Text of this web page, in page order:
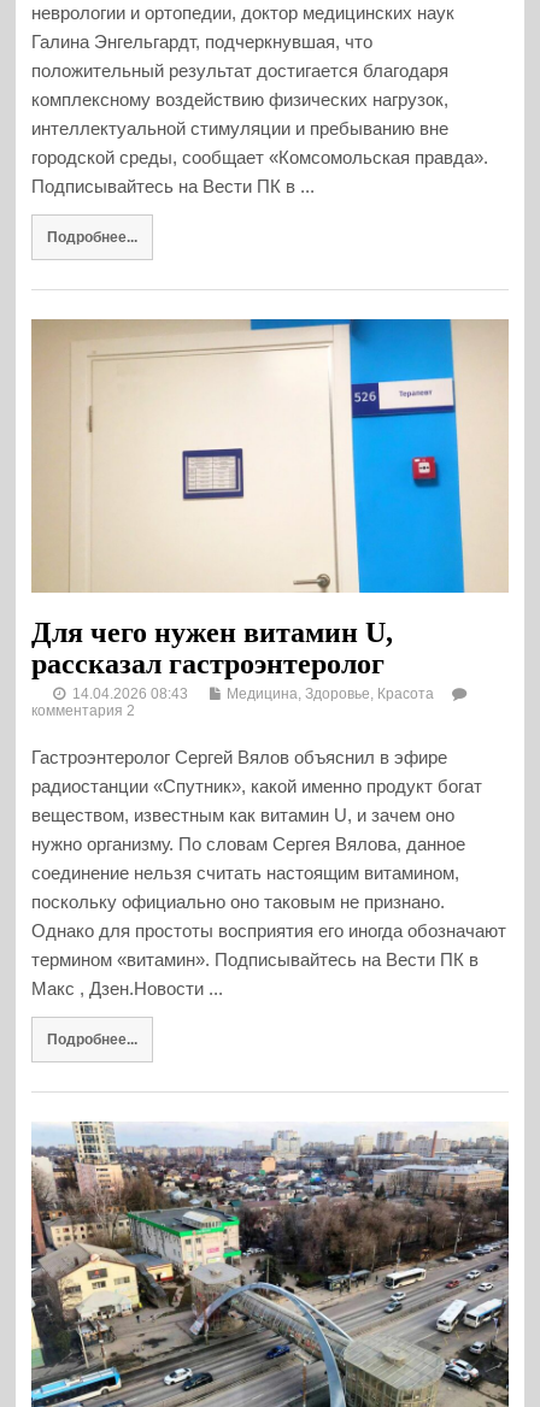
неврологии и ортопедии, доктор медицинских наук
Галина Энгельгардт, подчеркнувшая, что
положительный результат достигается благодаря
комплексному воздействию физических нагрузок,
интеллектуальной стимуляции и пребыванию вне
городской среды, сообщает «Комсомольская правда».
Подписывайтесь на Вести ПК в ...
Подробнее...
Для чего нужен витамин U,
рассказал гастроэнтеролог
14.04.2026 08:43
Медицина, Здоровье, Красота
комментария 2
Гастроэнтеролог Сергей Вялов объяснил в эфире
радиостанции «Спутник», какой именно продукт богат
веществом, известным как витамин U, и зачем оно
нужно организму. По словам Сергея Вялова, данное
соединение нельзя считать настоящим витамином,
поскольку официально оно таковым не признано.
Однако для простоты восприятия его иногда обозначают
термином «витамин». Подписывайтесь на Вести ПК в
Макс , Дзен.Новости ...
Подробнее...